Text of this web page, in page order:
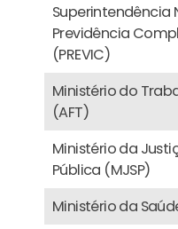
Superintendência
Previdência
(PREVIC)
Ministério do
(AFT)
Ministério da
Pública (MJSP)
Ministério da